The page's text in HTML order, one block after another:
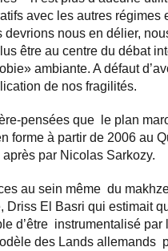
avec les autres régimes
nous en délier,
être au centre du débat
ambiante. A défaut
de nos fragilités.
pensées que le plan
forme à partir de 2006 au
par Nicolas Sarkozy.
au sein même du
Driss El Basri qui estimait
d’être instrumentalisé par
des Lands allemands